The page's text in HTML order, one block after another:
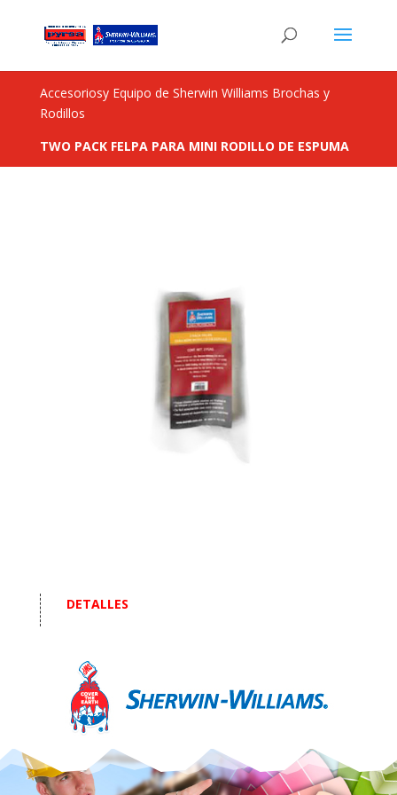
Accesoriosy Equipo de Sherwin Williams Brochas y
Rodillos
TWO PACK FELPA PARA MINI RODILLO DE ESPUMA
DETALLES